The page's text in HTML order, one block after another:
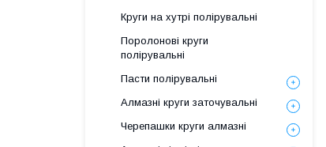
Круги на хутрі полірувальні
Поролонові круги
полірувальні
Пасти полірувальні
Алмазні круги заточувальні
Черепашки круги алмазні